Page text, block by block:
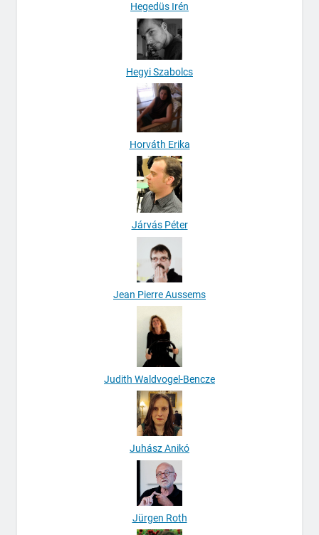
Hegedüs Irén
Hegyi Szabolcs
Horváth Erika
Járvás Péter
Jean Pierre Aussems
Judith Waldvogel-Bencze
Juhász Anikó
Jürgen Roth